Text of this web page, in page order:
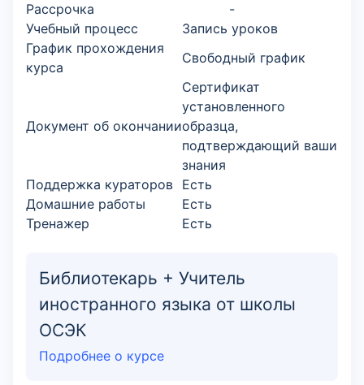
Рассрочка
-
Учебный процесс
Запись уроков
График прохождения
курса
Свободный график
Документ об окончании
Сертификат
установленного
образца,
подтверждающий ваши
знания
Поддержка кураторов Есть
Домашние работы
Есть
Тренажер
Есть
Библиотекарь + Учитель
иностранного языка от школы
ОСЭК
Подробнее о курсе